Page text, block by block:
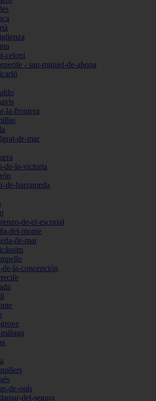
celoni
- san-miguel-de-abona
la-frontera
de-mar
de-la-victoria
de-barrameda
de-el-escorial
del-monte
de-mar
la-concepción
de-onís
del-segura